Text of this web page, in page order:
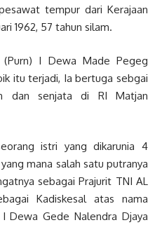
tempur dari Kerajaan
1962, 57 tahun silam.
I Dewa Made Pegeg
itu terjadi, Ia bertuga sebgai
dan senjata di RI Matjan
istri yang dikarunia 4
mana salah satu putranya
sebagai Prajurit TNI AL
Kadiskesal atas nama
Dewa Gede Nalendra Djaya